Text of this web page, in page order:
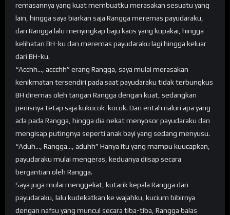
remasannya yang kuat membuatku merasakan sesuatu yang
lain, hingga saya biarkan saja Rangga meremas payudaraku,
dan Rangga lalu menyingkap baju kaos yang kupakai, hingga
kelihatan BH-ku dan meremas payudaraku lagi hingga keluar
dari BH-ku.
“Acchh…, accchh” erang Rangga, saya mulai merasakan
kenikmatan tersendiri pada saat payudaraku tidak terbungkus
BH diremas oleh tangan Rangga dengan kuat, sedangkan
penisnya tetap saja kukocok-kocok. Dan entah naluri apa yang
ada pada Rangga, hingga dia nekat menyosor payudaraku dan
mengisap putingnya seperti anak bayi yang sedang menyusu.
“Aduh…, Rangga…, aduhh” Hanya itu yang mampu kuucapkan,
payudaraku mulai mengeras, keduanya diisap secara
bergantian oleh Rangga.
Saya juga mulai menggeliat, kutarik kepala Rangga dari
payudaraku, lalu kudekatkan ke wajahku, kucium bibirnya
dengan nafsu yang muncul secara tiba-tiba, Rangga balas